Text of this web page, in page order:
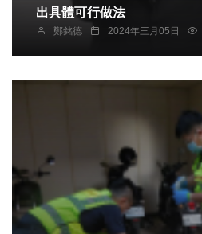
出具體可行做法
鄭銘德 2024年三月05日